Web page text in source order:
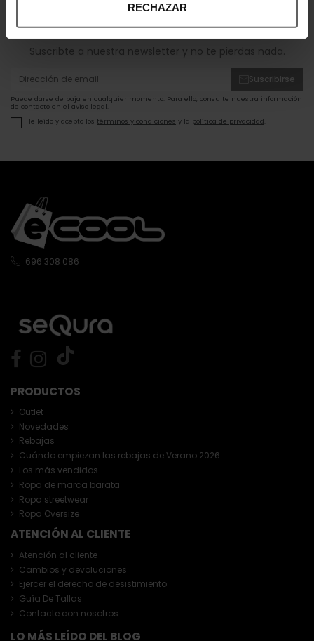
RECHAZAR
¡Entérate de todas las novedades y
ofertas!
Suscribte a nuestra newsletter y no te pierdas nada.
Suscribirse
Puede darse de baja en cualquier momento. Para ello, consulte nuestra información
de contacto en el aviso legal.
He leído y acepto los términos y condiciones y la política de privacidad
PRODUCTOS
Outlet
Novedades
Rebajas
Cuándo empiezan las rebajas de Verano 2026
Los más vendidos
Ropa de marca barata
Ropa streetwear
Ropa Oversize
ATENCIÓN AL CLIENTE
Atención al cliente
Cambios y devoluciones
Ejercer el derecho de desistimiento
Guía De Tallas
Contacte con nosotros
LO MÁS LEÍDO DEL BLOG
696 308 086